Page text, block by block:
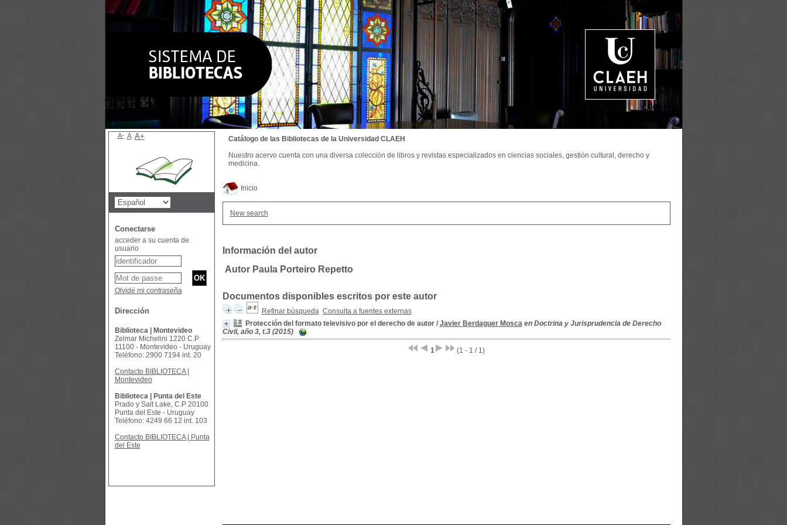
Inicio
New search
Información del autor
Autor Paula Porteiro Repetto
Documentos disponibles escritos por este autor
Refinar búsqueda Consulta a fuentes externas
Protección del formato televisivo por el derecho de autor/ Javier Berdaguer Mosca en Doctrina y Jurisprudencia de Derecho
Civil, año 3, t.3 (2015)
1 (1 - 1 / 1)
Catálogo de las Bibliotecas de la Universidad CLAEH
Nuestro acervo cuenta con una diversa colección de libros y revistas especializados en ciencias sociales, gestión cultural, derecho y
medicina.
A- A A+
Conectarse
acceder a su cuenta de
usuario
Olvidé mi contraseña
Dirección
Biblioteca | Montevideo
Zelmar Michelini 1220 C.P
11100 - Montevideo - Uruguay
Teléfono: 2900 7194 int. 20
Contacto BIBLIOTECA |
Montevideo
Biblioteca | Punta del Este
Prado y Salt Lake, C.P 20100
Punta del Este - Uruguay
Teléfono: 4249 66 12 int. 103
Contacto BIBLIOTECA | Punta
del Este